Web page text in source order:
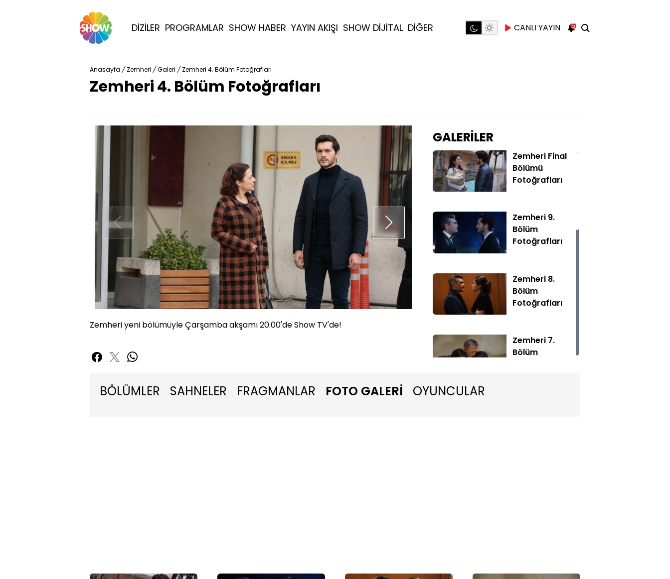
DİZİLER PROGRAMLAR SHOW HABER YAYIN AKIŞI SHOW DİJİTAL DİĞER CANLI YAYIN 5
Anasayfa / Zemheri / Galeri / Zemheri 4. Bölüm Fotoğrafları
Zemheri 4. Bölüm Fotoğrafları
Zemheri yeni bölümüyle Çarşamba akşamı 20.00'de Show TV'de!
GALERİLER
Zemheri Final
Bölümü
Fotoğrafları
Zemheri 9.
Bölüm
Fotoğrafları
Zemheri 8.
Bölüm
Fotoğrafları
Zemheri 7.
Bölüm
BÖLÜMLER SAHNELER FRAGMANLAR FOTO GALERİ OYUNCULAR